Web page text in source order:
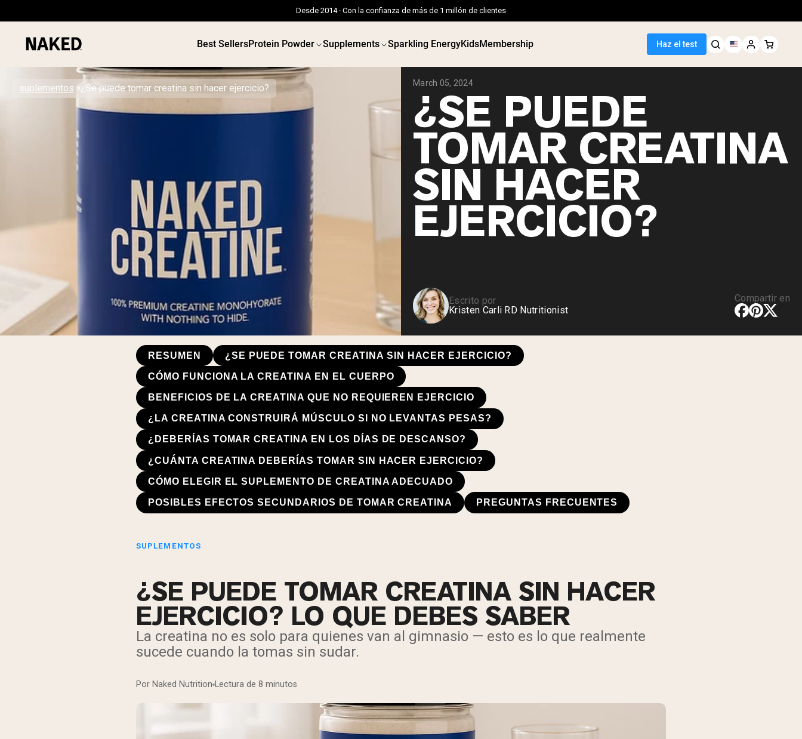
Desde 2014 · Con la confianza de más de 1 millón de clientes
Best SellersProtein Powder Supplements Sparkling EnergyKidsMembership Haz el test
Términos de Búsqueda Populares
”Micellar Casein“
suplementos ¿Se puede tomar creatina sin hacer ejercicio? March 05, 2024
¿SE PUEDE
TOMAR CREATINA
SIN HACER
EJERCICIO?
Escrito por
Kristen Carli RD Nutritionist
Compartir en
RESUMEN ¿SE PUEDE TOMAR CREATINA SIN HACER EJERCICIO?
CÓMO FUNCIONA LA CREATINA EN EL CUERPO
BENEFICIOS DE LA CREATINA QUE NO REQUIEREN EJERCICIO
¿LA CREATINA CONSTRUIRÁ MÚSCULO SI NO LEVANTAS PESAS?
¿DEBERÍAS TOMAR CREATINA EN LOS DÍAS DE DESCANSO?
¿CUÁNTA CREATINA DEBERÍAS TOMAR SIN HACER EJERCICIO?
CÓMO ELEGIR EL SUPLEMENTO DE CREATINA ADECUADO
POSIBLES EFECTOS SECUNDARIOS DE TOMAR CREATINA PREGUNTAS FRECUENTES
SUPLEMENTOS
¿SE PUEDE TOMAR CREATINA SIN HACER
EJERCICIO? LO QUE DEBES SABER
La creatina no es solo para quienes van al gimnasio — esto es lo que realmente
sucede cuando la tomas sin sudar.
Por Naked Nutrition Lectura de 8 minutos